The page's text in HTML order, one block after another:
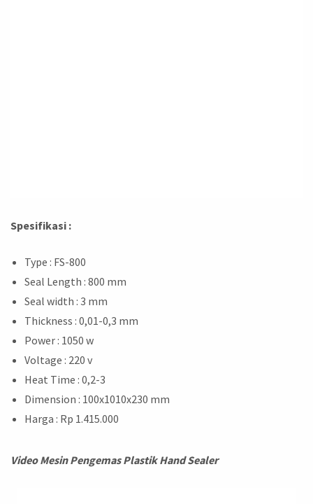
Spesifikasi :
Type : FS-800
Seal Length : 800 mm
Seal width : 3 mm
Thickness : 0,01-0,3 mm
Power : 1050 w
Voltage : 220 v
Heat Time : 0,2-3
Dimension : 100x1010x230 mm
Harga : Rp 1.415.000
Video Mesin Pengemas Plastik Hand Sealer